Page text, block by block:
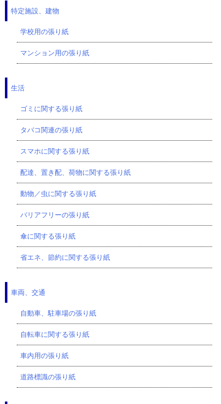
特定施設、建物
学校用の張り紙
マンション用の張り紙
生活
ゴミに関する張り紙
タバコ関連の張り紙
スマホに関する張り紙
配達、置き配、荷物に関する張り紙
動物／虫に関する張り紙
バリアフリーの張り紙
傘に関する張り紙
省エネ、節約に関する張り紙
車両、交通
自動車、駐車場の張り紙
自転車に関する張り紙
車内用の張り紙
道路標識の張り紙